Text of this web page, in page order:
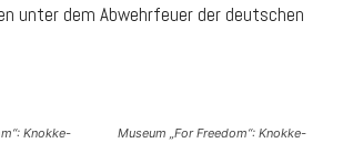
unter dem Abwehrfeuer der deutschen
Knokke-
Museum „For Freedom“: Knokke-